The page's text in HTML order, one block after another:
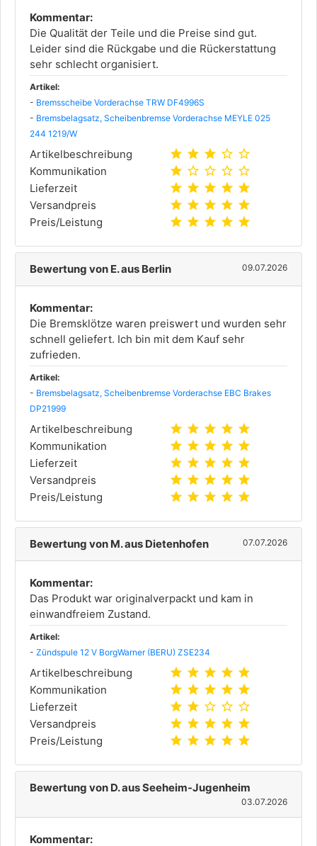
Kommentar:
Die Qualität der Teile und die Preise sind gut.
Leider sind die Rückgabe und die Rückerstattung
sehr schlecht organisiert.
Artikel:
- Bremsscheibe Vorderachse TRW DF4996S
- Bremsbelagsatz, Scheibenbremse Vorderachse MEYLE 025
244 1219/W
Artikelbeschreibung star star star star_outline star_outline
Kommunikation star star_outline star_outline star_outline star_outline
Lieferzeit star star star star star
Versandpreis star star star star star
Preis/Leistung star star star star star
Bewertung von E. aus Berlin 09.07.2026
Kommentar:
Die Bremsklötze waren preiswert und wurden sehr
schnell geliefert. Ich bin mit dem Kauf sehr
zufrieden.
Artikel:
- Bremsbelagsatz, Scheibenbremse Vorderachse EBC Brakes
DP21999
Artikelbeschreibung star star star star star
Kommunikation star star star star star
Lieferzeit star star star star star
Versandpreis star star star star star
Preis/Leistung star star star star star
Bewertung von M. aus Dietenhofen 07.07.2026
Kommentar:
Das Produkt war originalverpackt und kam in
einwandfreiem Zustand.
Artikel:
- Zündspule 12 V BorgWarner (BERU) ZSE234
Artikelbeschreibung star star star star star
Kommunikation star star star star star
Lieferzeit star star star_outline star_outline star_outline
Versandpreis star star star star star
Preis/Leistung star star star star star
Bewertung von D. aus Seeheim-Jugenheim
03.07.2026
Kommentar: